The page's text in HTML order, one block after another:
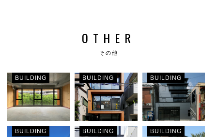
OTHER
― その他 ―
BUILDING BUILDING BUILDING
BUILDING BUILDING BUILDING